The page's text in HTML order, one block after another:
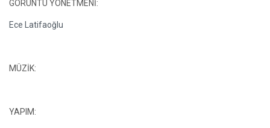
GÖRÜNTÜ YÖNETMENİ:
Ece Latifaoğlu
MÜZİK:
YAPIM: